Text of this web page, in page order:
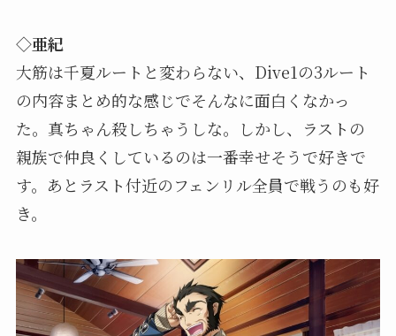
◇亜紀
大筋は千夏ルートと変わらない、Dive1の3ルート
の内容まとめ的な感じでそんなに面白くなかっ
た。真ちゃん殺しちゃうしな。しかし、ラストの
親族で仲良くしているのは一番幸せそうで好きで
す。あとラスト付近のフェンリル全員で戦うのも好
き。